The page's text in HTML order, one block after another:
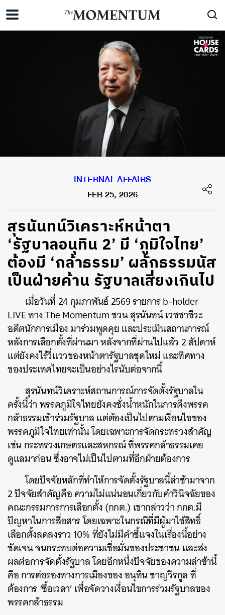
INTERNAL AFFAIRS
FEB 25, 2026
สุรนันทน์วิเคราะห์หน้าตา
‘รัฐบาลอนุทิน 2’ มี ‘ภูมิใจไทย’
ต้องมี ‘กล้าธรรม’ ผลักธรรมนัส
เป็นฝ่ายค้าน รัฐบาลเสี่ยงเกินไป
เมื่อวันที่ 24 กุมภาพันธ์ 2569 รายการ b-holder
LIVE ทาง The Momentum ชวน สุรนันทน์ เวชชาชีวะ
อดีตนักการเมือง มาร่วมพูดคุย และประเมินสถานการณ์
หลังการเลือกตั้งที่ผ่านมา หลังจากที่ผ่านไปแล้ว 2 สัปดาห์
แต่ยังคงไร้วี่แววของหน้าตารัฐบาลชุดใหม่ และทิศทาง
ของประเทศไทยจะเป็นอย่างไรนับต่อจากนี้
สุรนันทน์วิเคราะห์สถานการณ์การจัดตั้งรัฐบาลใน
ครั้งนี้ว่า พรรคภูมิใจไทยยังคงชั่งน้ำหนักในการดึงพรรค
กล้าธรรมเข้าร่วมรัฐบาล แต่ต้องเป็นไปตามเงื่อนไขของ
พรรคภูมิใจไทยเท่านั้น โดยเฉพาะการจัดกระทรวงสำคัญ
เช่น กระทรวงเกษตรและสหกรณ์ ที่พรรคกล้าธรรมเคย
ดูแลมาก่อน ซึ่งอาจไม่เป็นไปตามที่อีกฝ่ายต้องการ
โดยปัจจัยหลักที่ทำให้การจัดตั้งรัฐบาลนี้ล่าช้ามาจาก
2 ปัจจัยสำคัญคือ ความไม่แน่นอนเกี่ยวกับคำวินิจฉัยของ
คณะกรรมการการเลือกตั้ง (กกต.) เขากล่าวว่า กกต.มี
ปัญหาในการสื่อสาร โดยเฉพาะในกรณีที่มีผู้มาใช้สิทธิ์
เลือกตั้งลดลงราว 10% ที่ยังไม่มีคำชี้แจงในเรื่องนี้อย่าง
ชัดเจน จนกระทบต่อความเชื่อมั่นของประชาชน และส่ง
ผลต่อการจัดตั้งรัฐบาล โดยอีกหนึ่งปัจจัยของความล่าช้านี้
คือ การต่อรองทางการเมืองของ อนุทิน ชาญวีรกูล ที่
ต้องการ ‘ซื้อเวลา’ เพื่อจัดวางเงื่อนไขการร่วมรัฐบาลของ
พรรคกล้าธรรม